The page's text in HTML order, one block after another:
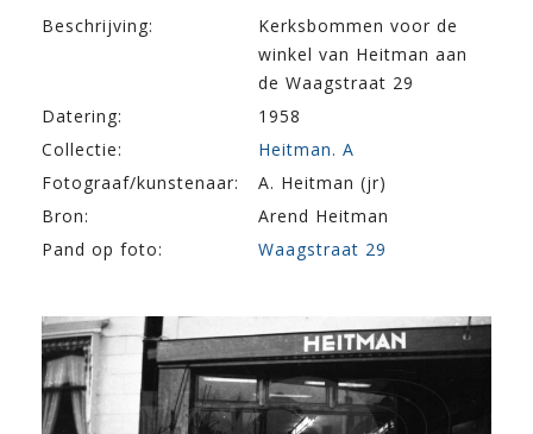
Beschrijving:
Kerksbommen voor de
winkel van Heitman aan
de Waagstraat 29
Datering:
1958
Collectie:
Heitman. A
Fotograaf/kunstenaar:
A. Heitman (jr)
Bron:
Arend Heitman
Pand op foto:
Waagstraat 29